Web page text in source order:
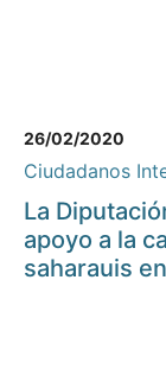
26/02/2020
Ciudadanos
La
apoyo a la
saharauis